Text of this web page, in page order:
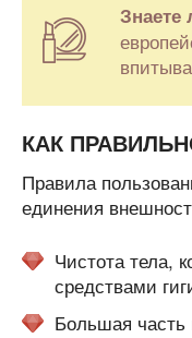
КАК
Правила
единения
Чистота тела,
средствами
Большая часть